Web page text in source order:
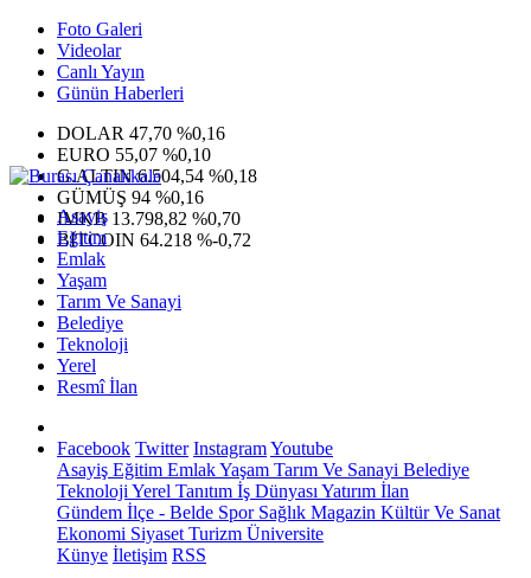
Foto Galeri
Videolar
Canlı Yayın
Günün Haberleri
DOLAR 47,70 %0,16
EURO 55,07 %0,10
G.ALTIN6.504,54 %0,18
GÜMÜŞ 94 %0,16
IMKB 13.798,82 %0,70
BITCOIN 64.218 %-0,72
Asayiş
Eğitim
Emlak
Yaşam
Tarım Ve Sanayi
Belediye
Teknoloji
Yerel
Resmî İlan
Facebook Twitter InstagramYoutube
Asayiş Eğitim EmlakYaşam Tarım Ve Sanayi Belediye
Teknoloji Yerel Tanıtım İş Dünyası Yatırım İlan
Gündem İlçe - Belde SporSağlık Magazin Kültür Ve Sanat
Ekonomi Siyaset Turizm Üniversite
Künye İletişim RSS